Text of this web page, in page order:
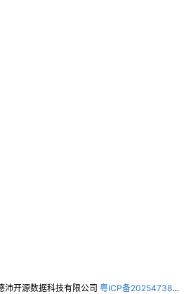
沛开源数据科技有限公司 粤ICP备2025473821号-2